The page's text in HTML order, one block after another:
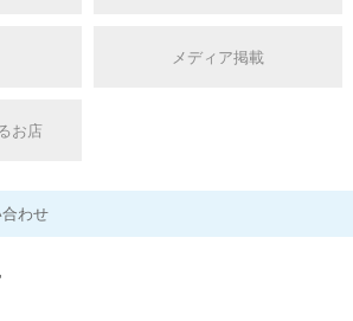
メディア掲載
お店
わせ